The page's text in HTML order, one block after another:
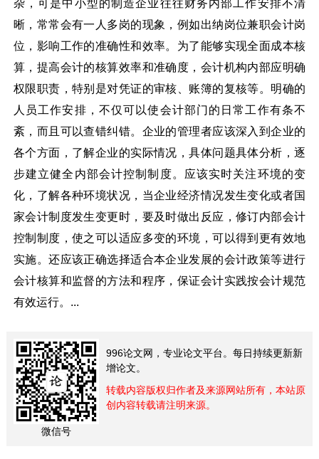
杂，可是中小型的制造企业往往财务内部工作安排不清
晰，常常会有一人多岗的现象，例如出纳岗位兼职会计岗
位，影响工作的准确性和效率。为了能够实现全面成本核
算，提高会计的核算效率和准确度，会计机构内部应明确
权限职责，特别是对凭证的审核、账簿的复核等。明确的
人员工作安排，不仅可以使会计部门的日常工作有条不
紊，而且可以查错纠错。企业的管理者应该深入到企业的
各个方面，了解企业的实际情况，具体问题具体分析，逐
步建立健全内部会计控制制度。应该实时关注环境的变
化，了解各种环境状况，当企业经济情况发生变化或者国
家会计制度发生变更时，要及时做出反应，修订内部会计
控制制度，使之可以适应多变的环境，可以得到更有效地
实施。还应该正确选择适合本企业发展的会计政策等进行
会计核算和监督的方法和程序，保证会计实践按会计规范
有效运行。...
微信号
996论文网，专业论文平台。每日持续更新新
增论文。
转载内容版权归作者及来源网站所有，本站原
创内容转载请注明来源。